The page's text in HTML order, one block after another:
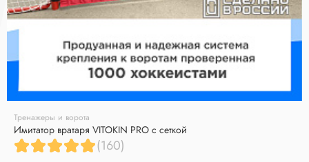
Тренажеры и ворота
Имитатор вратаря VITOKIN PRO с сеткой
(160)